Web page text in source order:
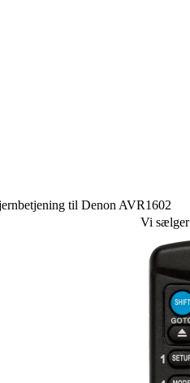
til Denon AVR1602
Vi sælger